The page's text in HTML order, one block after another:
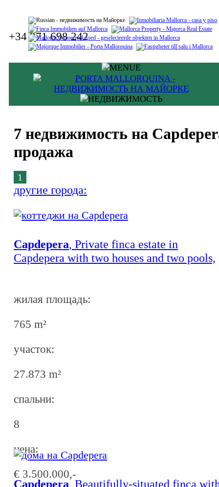
+34 971 698 242
7 недвижимость на
продажа
1
другие города:
Capdepera, Private finca estate in
Capdepera with two houses and two pools,
жилая площадь:
765 m²
участок:
27.873 m²
спальни:
8
ценa:
€ 3.500.000,-
Capdepera, Beautifully-situated finca